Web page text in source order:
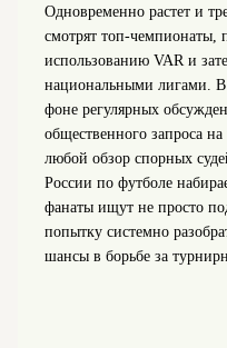
Одновременно растет и
смотрят топ-чемпионаты,
использованию VAR и
национальными лигами. В
фоне регулярных
общественного запроса
любой обзор спорных
России по футболе
фанаты ищут не просто
попытку системно
шансы в борьбе за